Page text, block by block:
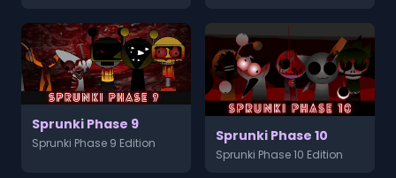
Sprunki Phase 9
Sprunki Phase 9 Edition Sprunki Phase 10
Sprunki Phase 10 Edition